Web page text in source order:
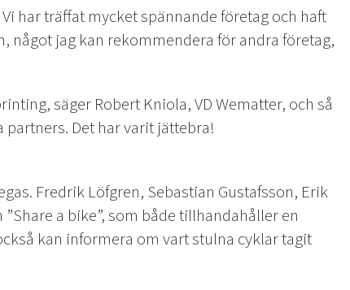
har träffat mycket spännande företag och haft
något jag kan rekommendera för andra företag,
säger Robert Kniola, VD Wematter, och så
Det har varit jättebra!
Fredrik Löfgren, Sebastian Gustafsson, Erik
a bike”, som både tillhandahåller en
kan informera om vart stulna cyklar tagit